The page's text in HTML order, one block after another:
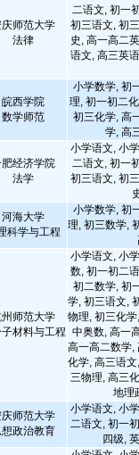
师范大学
法律
二语文, 初一
初三语文, 初
史, 高一高二
语文, 高三英
皖西学院
数学师范
小学数学, 初
理, 初一初二
初三化学, 高
学, 高
经济学院
法学
小学语文, 小
二语文, 初一
初三语文, 初
河海大学
科学与工程
小学数学, 初
理, 初三数学,
师范大学
材料与工程
小学语文, 小
数, 初一初二
初二数学, 初
学, 初三语文,
物理, 初三化
中奥数, 高一
高一高二数学,
化学, 高三语
三物理, 高三
地理
师范大学
政治教育
小学语文, 小
二语文, 初一
四级,